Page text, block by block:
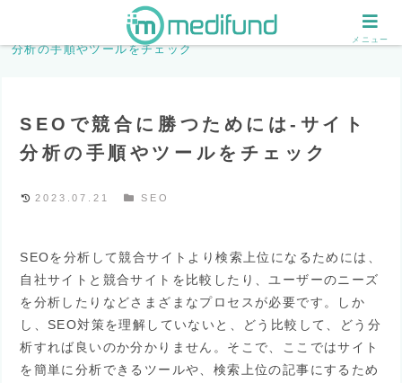
SEO
SEOで競合に勝つためには-サイト
分析の手順やツールをチェック
SEOで競合に勝つためには-サイト
分析の手順やツールをチェック
2023.07.21 SEO
SEOを分析して競合サイトより検索上位になるためには、
自社サイトと競合サイトを比較したり、ユーザーのニーズ
を分析したりなどさまざまなプロセスが必要です。しか
し、SEO対策を理解していないと、どう比較して、どう分
析すれば良いのか分かりません。そこで、ここではサイト
を簡単に分析できるツールや、検索上位の記事にするため
メニュー